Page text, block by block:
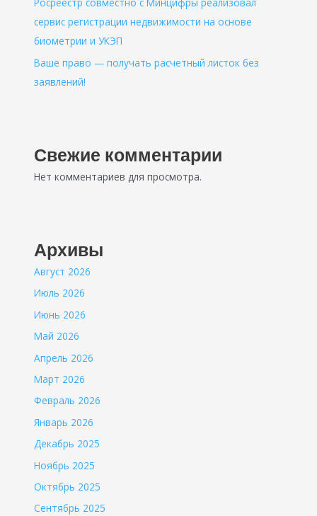
сервис регистрации недвижимости на основе
биометрии и УКЭП
Ваше право — получать расчетный листок без
заявлений!
Свежие комментарии
Нет комментариев для просмотра.
Архивы
Август 2026
Июль 2026
Июнь 2026
Май 2026
Апрель 2026
Март 2026
Февраль 2026
Январь 2026
Декабрь 2025
Ноябрь 2025
Октябрь 2025
Сентябрь 2025